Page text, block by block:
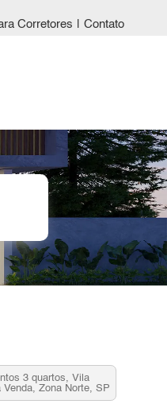
Corretores Contato
3 quartos, Vila
Venda, Zona Norte, SP